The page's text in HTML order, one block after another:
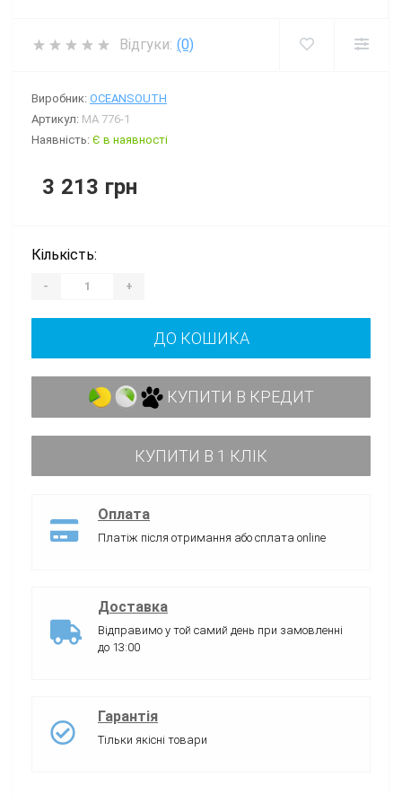
Відгуки: (0)
Виробник: OCEANSOUTH
Артикул: MA 776-1
Наявність: Є в наявності
3 213 грн
Кількість:
- +
ДО КОШИКА
КУПИТИ В КРЕДИТ
КУПИТИ В 1 КЛІК
Оплата
Платіж після отримання або сплата online
Доставка
Відправимо у той самий день при замовленні
до 13:00
Гарантія
Тільки якісні товари